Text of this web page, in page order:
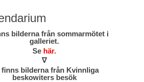
bilderna från sommarmötet i
galleriet.
Se här.
∇
finns bilderna från Kvinnliga
beskowiters besök